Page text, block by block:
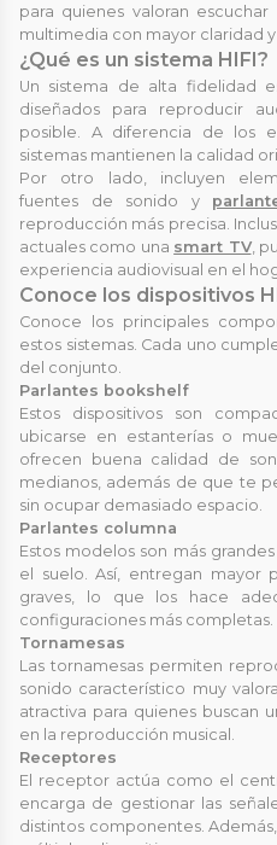
para quienes valoran
multimedia con mayor claridad
¿Qué es un sistema HIFI?
Un sistema de alta fidelidad
diseñados para reproducir
posible. A diferencia de los
sistemas mantienen la calidad
Por otro lado, incluyen
fuentes de sonido y
reproducción más precisa.
actuales como una smart TV,
experiencia audiovisual en el
Conoce los dispositivos
Conoce los principales
estos sistemas. Cada uno
del conjunto.
Parlantes bookshelf
Estos dispositivos son
ubicarse en estanterías o
ofrecen buena calidad de
medianos, además de que te
sin ocupar demasiado espacio.
Parlantes columna
Estos modelos son más
el suelo. Así, entregan mayor
graves, lo que los hace
configuraciones más completas.
Tornamesas
Las tornamesas permiten
sonido característico muy
atractiva para quienes buscan
en la reproducción musical.
Receptores
El receptor actúa como el
encarga de gestionar las
distintos componentes.